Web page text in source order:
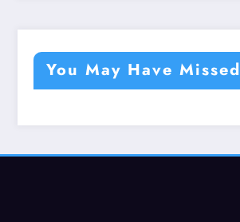
You May Have Missed